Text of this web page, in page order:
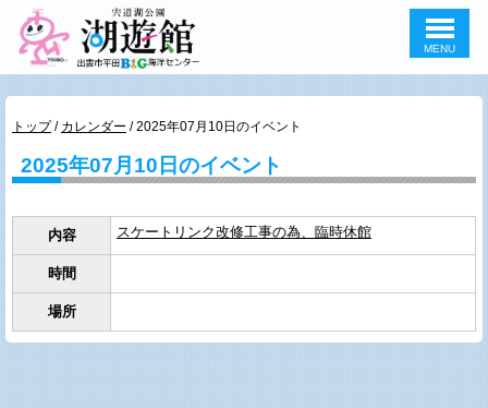
このページの本文へ
MENU
現
の
位
トップ/ カレンダー /2025年07月10日のイベント
2025年07月10日のイベント
内容 スケートリンク改修工事の為、臨時休館
時間
場所